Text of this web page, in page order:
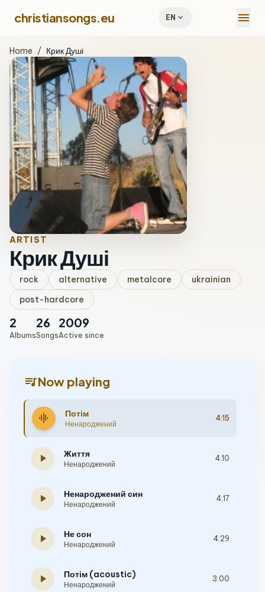
christiansongs.eu EN expand_more menu
Home / Крик Душі
ARTIST
Крик Душі
rock alternative metalcore
ukrainian
post-hardcore
2
Albums
26
Songs
2009
Active since
queue_musicNow playing
graphic_eq Потім
Ненароджений
4:15
play_arrow Життя
Ненароджений
4:10
play_arrow Ненароджений син
Ненароджений
4:17
play_arrow Не сон
Ненароджений
4:29
play_arrow Потім (acoustic)
Ненароджений
3:00